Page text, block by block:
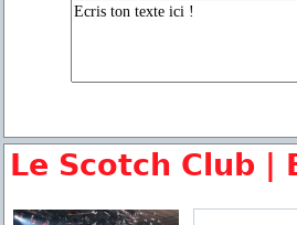
Le Scotch Club |